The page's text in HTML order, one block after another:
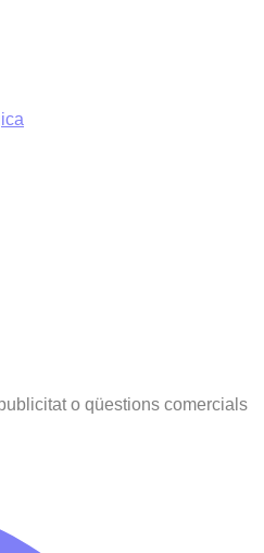
o qüestions comercials